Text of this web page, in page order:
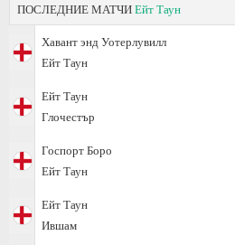
ПОСЛЕДНИЕ МАТЧИ Ейт Таун
Хавант энд Уотерлувилл
Ейт Таун
Ейт Таун
Глочестър
Госпорт Боро
Ейт Таун
Ейт Таун
Ившам